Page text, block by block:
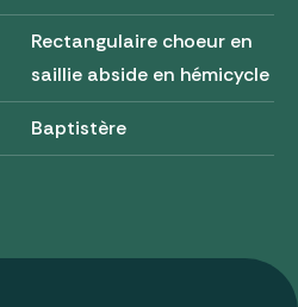
Rectangulaire choeur en
saillie abside en hémicycle
Baptistère